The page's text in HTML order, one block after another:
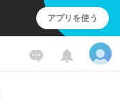
アプリを使う